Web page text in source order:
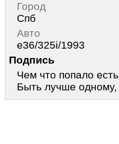
Город
Спб
Авто
e36/325i/1993
Подпись
Чем что попало
Быть лучше